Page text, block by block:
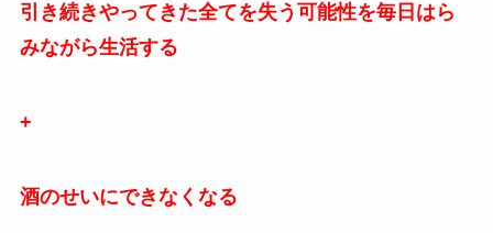
引き続きやってきた全てを失う可能性を毎日はら
みながら生活する
+
酒のせいにできなくなる